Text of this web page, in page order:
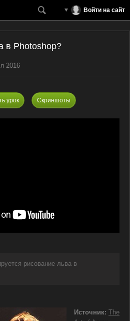
Войти на сайт
в Photoshop?
2016
урок Скриншоты
рисование льва в
Источник: The